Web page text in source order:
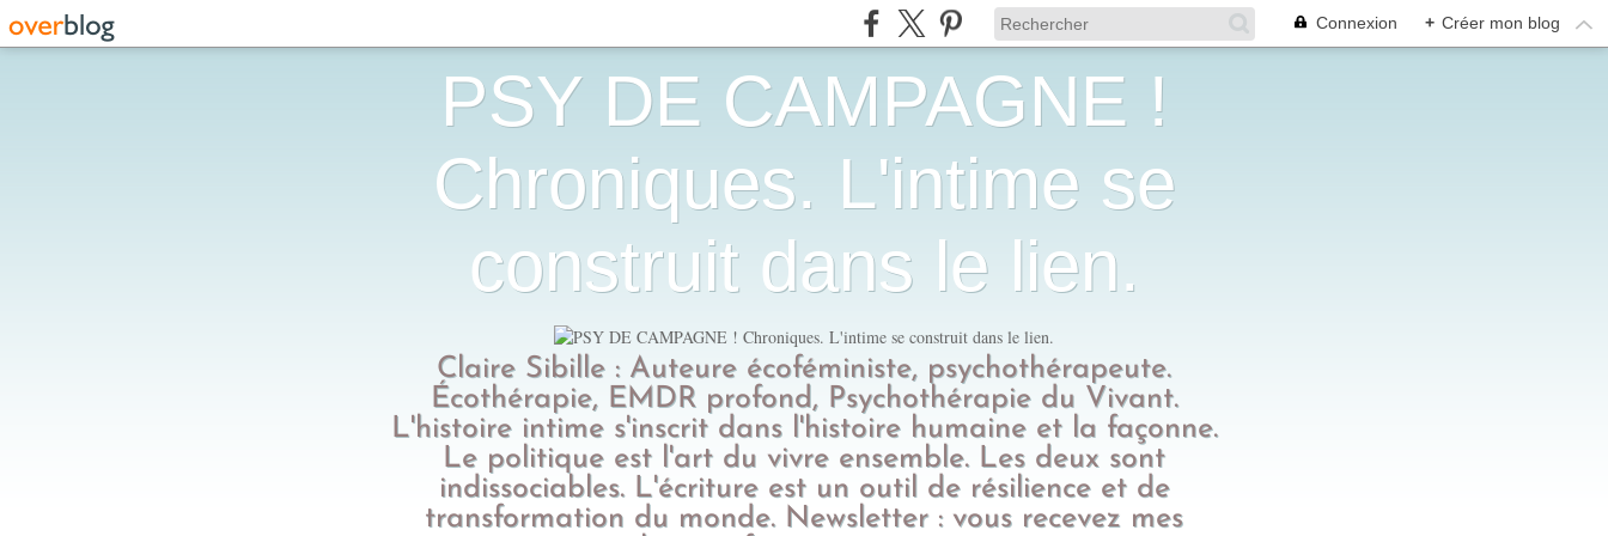
Connexion + Créer mon blog
PSY DE CAMPAGNE !
Chroniques. L'intime se
construit dans le lien.
Claire Sibille : Auteure écoféministe, psychothérapeute.
Écothérapie, EMDR profond, Psychothérapie du Vivant.
L'histoire intime s'inscrit dans l'histoire humaine et la façonne.
Le politique est l'art du vivre ensemble. Les deux sont
indissociables. L'écriture est un outil de résilience et de
transformation du monde. Newsletter : vous recevez mes